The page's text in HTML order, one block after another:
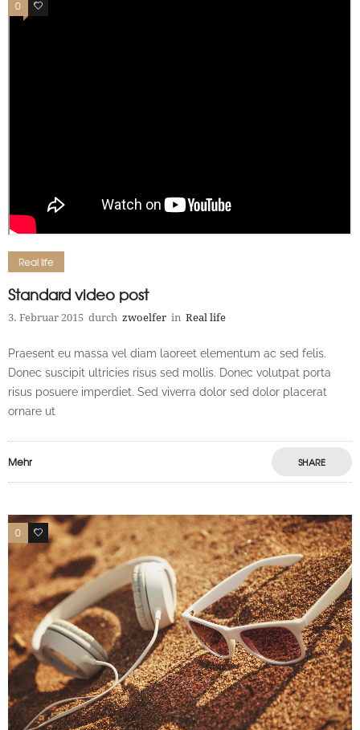
0 4
Real life
Standard video post
3. Februar 2015 durch zwoelfer in Real life
Praesent eu massa vel diam laoreet elementum ac sed felis.
Donec suscipit ultricies risus sed mollis. Donec volutpat porta
risus posuere imperdiet. Sed viverra dolor sed dolor placerat
ornare ut
Mehr SHARE
0 21